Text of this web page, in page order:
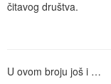
čitavog društva.
U ovom broju još i …